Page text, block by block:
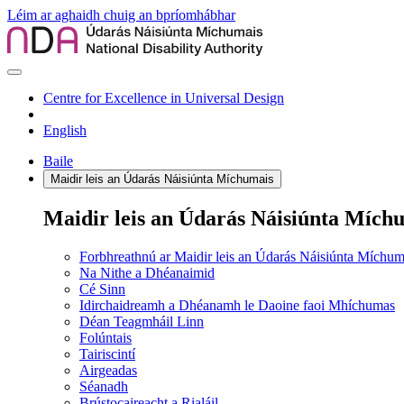
Léim ar aghaidh chuig an bpríomhábhar
Centre for Excellence in Universal Design
English
Baile
Maidir leis an Údarás Náisiúnta Míchumais
Maidir leis an Údarás Náisiúnta
Forbhreathnú ar Maidir leis an Údarás Náisiúnta
Na Nithe a Dhéanaimid
Cé Sinn
Idirchaidreamh a Dhéanamh le Daoine faoi Mhíchumas
Déan Teagmháil Linn
Folúntais
Tairiscintí
Airgeadas
Séanadh